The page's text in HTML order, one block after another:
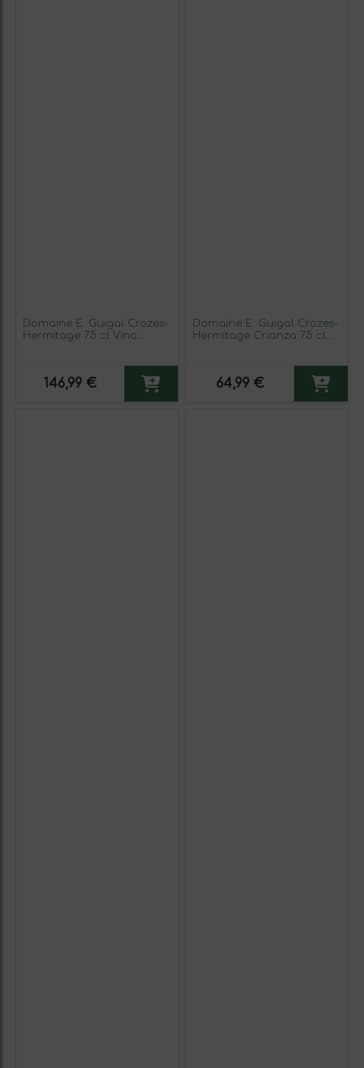
Domaine E. Guigal Crozes-
Hermitage 75 cl Vino
146,99 €
Domaine E. Guigal Crozes-
Hermitage Crianza 75 cl
64,99 €